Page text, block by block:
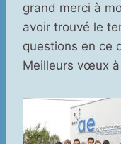
grand merci à
avoir trouvé le
questions en ce
Meilleurs vœux